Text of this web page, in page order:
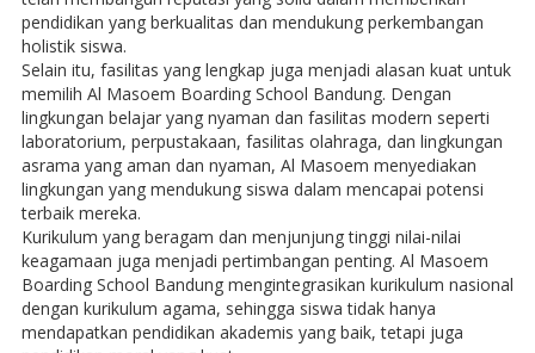
pendidikan yang berkualitas dan mendukung perkembangan
holistik siswa.
Selain itu, fasilitas yang lengkap juga menjadi alasan kuat untuk
memilih Al Masoem Boarding School Bandung. Dengan
lingkungan belajar yang nyaman dan fasilitas modern seperti
laboratorium, perpustakaan, fasilitas olahraga, dan lingkungan
asrama yang aman dan nyaman, Al Masoem menyediakan
lingkungan yang mendukung siswa dalam mencapai potensi
terbaik mereka.
Kurikulum yang beragam dan menjunjung tinggi nilai-nilai
keagamaan juga menjadi pertimbangan penting. Al Masoem
Boarding School Bandung mengintegrasikan kurikulum nasional
dengan kurikulum agama, sehingga siswa tidak hanya
mendapatkan pendidikan akademis yang baik, tetapi juga